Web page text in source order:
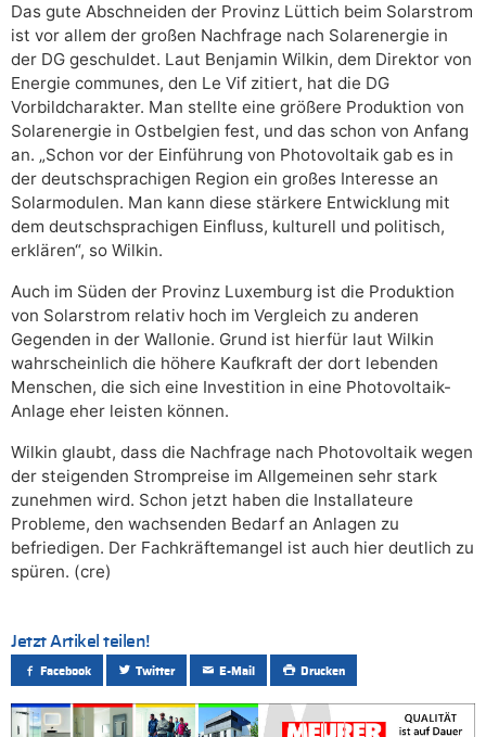
Das gute Abschneiden der Provinz Lüttich beim Solarstrom
ist vor allem der großen Nachfrage nach Solarenergie in
der DG geschuldet. Laut Benjamin Wilkin, dem Direktor von
Energie communes, den Le Vif zitiert, hat die DG
Vorbildcharakter. Man stellte eine größere Produktion von
Solarenergie in Ostbelgien fest, und das schon von Anfang
an. „Schon vor der Einführung von Photovoltaik gab es in
der deutschsprachigen Region ein großes Interesse an
Solarmodulen. Man kann diese stärkere Entwicklung mit
dem deutschsprachigen Einfluss, kulturell und politisch,
erklären“, so Wilkin.
Auch im Süden der Provinz Luxemburg ist die Produktion
von Solarstrom relativ hoch im Vergleich zu anderen
Gegenden in der Wallonie. Grund ist hierfür laut Wilkin
wahrscheinlich die höhere Kaufkraft der dort lebenden
Menschen, die sich eine Investition in eine Photovoltaik-
Anlage eher leisten können.
Wilkin glaubt, dass die Nachfrage nach Photovoltaik wegen
der steigenden Strompreise im Allgemeinen sehr stark
zunehmen wird. Schon jetzt haben die Installateure
Probleme, den wachsenden Bedarf an Anlagen zu
befriedigen. Der Fachkräftemangel ist auch hier deutlich zu
spüren. (cre)
Jetzt Artikel teilen!
Facebook Twitter E-Mail Drucken